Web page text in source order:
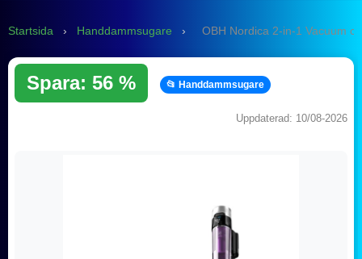
Startsida › Handdammsugare › OBH Nordica 2-in-1 Vacuum
Spara: 56 % 📂 Handdammsugare
Uppdaterad: 10/08-2026